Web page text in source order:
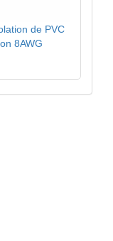
de PVC
8AWG